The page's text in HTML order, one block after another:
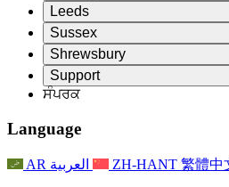
Review
ਸਮੀਖਿਆ ਦੇ ਚੇਅਰਮੈਨ
ਸੁਤੰਤਰ ਸਮੀਖਿਆ ਟੀਮ
ਸੰਦਰਭ ਦੀਆਂ ਸ਼ਰਤਾਂ
ਸੁਤੰਤਰ ਸਮੀਖਿਆ ਦੀ ਅੰਤਿਮ ਰਿਪੋਰਟ
ਅਕਸਰ ਪੁੱਛੇ ਜਾਣ ਵਾਲੇ ਸਵਾਲ
ਪਰਿਵਾਰਕ ਫੀਡਬੈਕ ਪ੍ਰਕਿਰਿਆ
ਨਿਊਜ਼ਲੈਟਰ
Leeds
Review
ਸਮੀਖਿਆ ਦੇ ਚੇਅਰਮੈਨ
ਸੁਤੰਤਰ ਸਮੀਖਿਆ ਟੀਮ
ਹਵਾਲੇ ਦੀਆਂ ਸ਼ਰਤਾਂ
ਸੰਪਰਕ
ਪਰਿਵਾਰਾਂ ਲਈ ਮਨੋਵਿਗਿਆਨਕ
ਪਰਿਵਾਰਾਂ ਲਈ ਅੱਪਡੇਟ
ਘਟਨਾਵਾਂ
For Staff
Sussex
Review
ਸਮੀਖਿਆ ਦੇ ਚੇਅਰਮੈਨ
ਸੁਤੰਤਰ ਸਮੀਖਿਆ ਟੀਮ
ਸੰਦਰਭ ਦੀਆਂ ਸ਼ਰਤਾਂ
For Families
ਪਰਿਵਾਰਾਂ ਲਈ ਅੱਪਡੇਟ
Shrewsbury
Review
ਜਣੇਪਾ ਸਮੀਖਿਆ ਵਾਸਤੇ ਸੰਦਰਭ
ਸੁਤੰਤਰ ਸਮੀਖਿਆ ਦੀ ਅੰਤਿਮ ਰਿਪੋਰਟ
ਸੁਤੰਤਰ ਸਮੀਖਿਆ ਦੀ ਪਹਿਲੀ ਰਿਪੋਰਟ
For Families
Support
Leeds
Nottingham
ਪਰਿਵਾਰਕ ਮਨੋਵਿਗਿਆਨਕ ਸਹਾਇਤਾ
ਮਾਨਸਿਕ ਸਿਹਤ ਸੰਕਟ ਸਹਾਇਤਾ
ਖੇਤਰੀ ਸੇਵਾਵਾਂ ਨੌਟਿੰਘਮ
ਸੰਪਰਕ
Language
AR العربية ZH-HANT 繁體中